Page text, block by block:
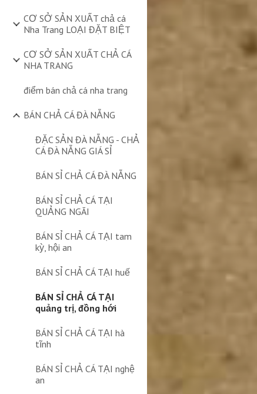
CƠ SỞ SẢN XUẤT chả cá
Nha Trang LOẠI ĐẶT BIỆT
CƠ SỞ SẢN XUẤT CHẢ CÁ
NHA TRANG
điểm bán chả cá nha trang
BÁN CHẢ CÁ ĐÀ NẴNG
ĐẶC SẢN ĐÀ NẴNG - CHẢ
CÁ ĐÀ NẴNG GIÁ SỈ
BÁN SỈ CHẢ CÁ ĐÀ NẴNG
BÁN SỈ CHẢ CÁ TẠI
QUẢNG NGÃI
BÁN SỈ CHẢ CÁ TẠI tam
kỳ, hội an
BÁN SỈ CHẢ CÁ TẠI huế
BÁN SỈ CHẢ CÁ TẠI
quảng trị, đồng hới
BÁN SỈ CHẢ CÁ TẠI hà
tĩnh
BÁN SỈ CHẢ CÁ TẠI nghệ
an